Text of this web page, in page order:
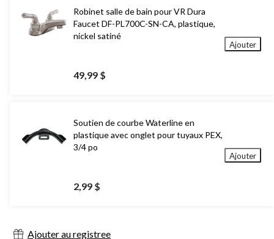
Robinet salle de bain pour VR Dura
Faucet DF-PL700C-SN-CA, plastique,
nickel satiné
49,99 $
Ajouter
Soutien de courbe Waterline en
plastique avec onglet pour tuyaux PEX,
3/4 po
2,99 $
Ajouter
Ajouter au registree